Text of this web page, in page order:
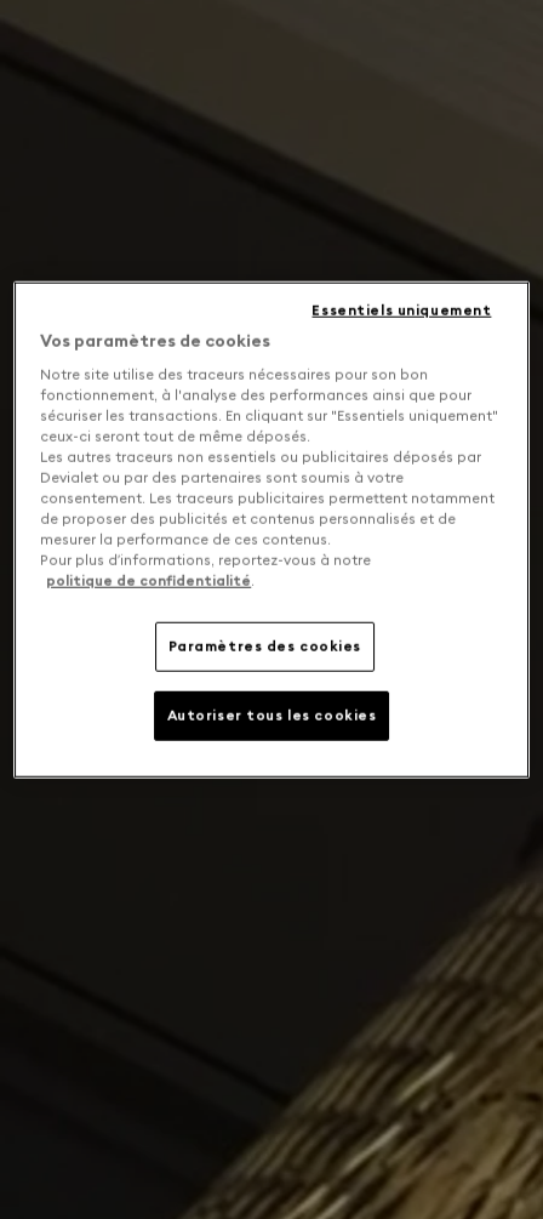
Vos paramètres de cookies
Notre site utilise des traceurs nécessaires pour son bon
fonctionnement, à l'analyse des performances ainsi que pour
sécuriser les transactions. En cliquant sur "Essentiels uniquement"
ceux-ci seront tout de même déposés.
Les autres traceurs non essentiels ou publicitaires déposés par
Devialet ou par des partenaires sont soumis à votre
consentement. Les traceurs publicitaires permettent notamment
de proposer des publicités et contenus personnalisés et de
mesurer la performance de ces contenus.
Pour plus d’informations, reportez-vous à notre
politique de confidentialité.
Paramètres des cookies
Essentiels uniquement
Autoriser tous les cookies